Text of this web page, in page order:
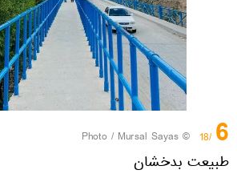
6
/18
© Photo / Mursal Sayas
طبیعت بدخشان